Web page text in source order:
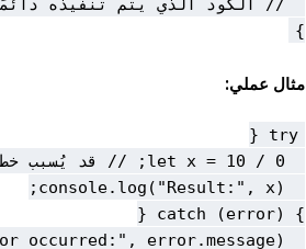
}
مثال عملي: